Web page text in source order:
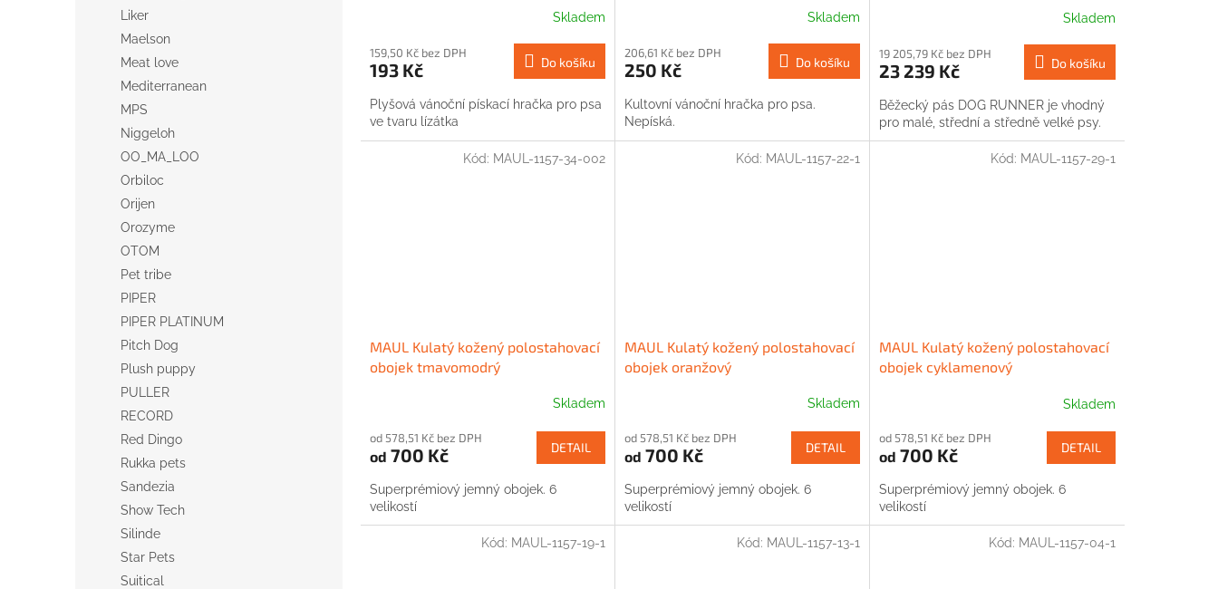
Liker
Maelson
Meat love
Mediterranean
MPS
Niggeloh
OO_MA_LOO
Orbiloc
Orijen
Orozyme
OTOM
Pet tribe
PIPER
PIPER PLATINUM
Pitch Dog
Plush puppy
PULLER
RECORD
Red Dingo
Rukka pets
Sandezia
Show Tech
Silinde
Star Pets
Suitical
Skladem
159,50 Kč bez DPH
193 Kč Do košíku
Plyšová vánoční pískací hračka pro psa
ve tvaru lízátka
Skladem
206,61 Kč bez DPH
250 Kč Do košíku
Kultovní vánoční hračka pro psa.
Nepíská.
Skladem
19 205,79 Kč bez DPH
23 239 Kč Do košíku
Běžecký pás DOG RUNNER je vhodný
pro malé, střední a středně velké psy.
MAUL Kulatý kožený polostahovací
obojek tmavomodrý
Skladem
od 578,51 Kč bez DPH
od 700 Kč DETAIL
Superprémiový jemný obojek. 6
velikostí
Kód: MAUL-1157-34-002
MAUL Kulatý kožený polostahovací
obojek oranžový
Skladem
od 578,51 Kč bez DPH
od 700 Kč DETAIL
Superprémiový jemný obojek. 6
velikostí
Kód: MAUL-1157-22-1
MAUL Kulatý kožený polostahovací
obojek cyklamenový
Skladem
od 578,51 Kč bez DPH
od 700 Kč DETAIL
Superprémiový jemný obojek. 6
velikostí
Kód: MAUL-1157-29-1
Kód: MAUL-1157-19-1 Kód: MAUL-1157-13-1 Kód: MAUL-1157-04-1